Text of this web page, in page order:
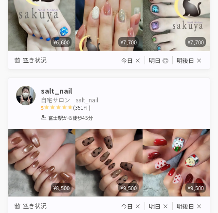
¥6,600 ¥7,700 ¥7,700
空き状況 今日 × 明日 ◎ 明後日 ×
salt_nail
自宅サロン salt_nail
5
1 2 3 4 5
(351件)
富士駅から徒歩45分
¥8,500 ¥9,500 ¥9,500
空き状況 今日 × 明日 × 明後日 ×